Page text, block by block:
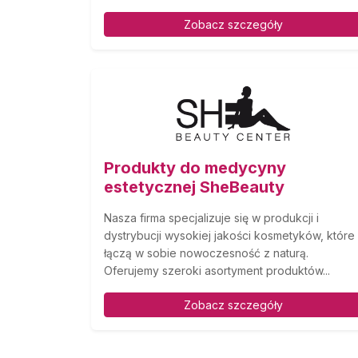
Zobacz szczegóły
Produkty do medycyny
estetycznej SheBeauty
Nasza firma specjalizuje się w produkcji i
dystrybucji wysokiej jakości kosmetyków, które
łączą w sobie nowoczesność z naturą.
Oferujemy szeroki asortyment produktów...
Zobacz szczegóły